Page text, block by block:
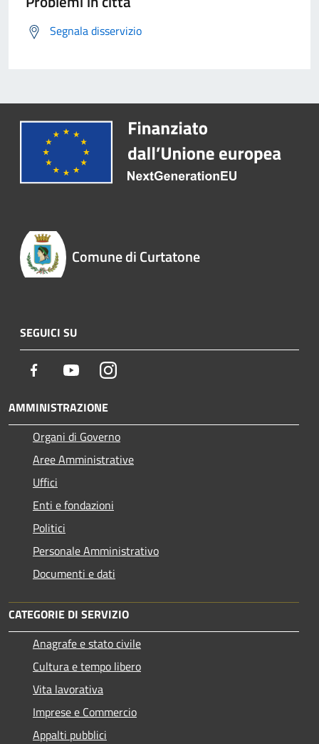
Segnala disservizio
Comune di Curtatone
SEGUICI SU
Facebook YoutubeInstagram
AMMINISTRAZIONE
Organi di Governo
Aree Amministrative
Uffici
Enti e fondazioni
Politici
Personale Amministrativo
Documenti e dati
CATEGORIE DI SERVIZIO
Anagrafe e stato civile
Cultura e tempo libero
Vita lavorativa
Imprese e Commercio
Appalti pubblici